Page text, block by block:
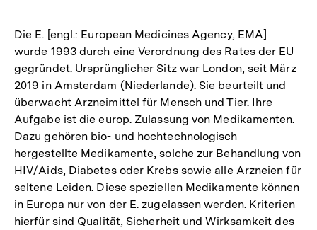
Die E. [engl.: European Medicines Agency, EMA]
wurde 1993 durch eine Verordnung des Rates der EU
gegründet. Ursprünglicher Sitz war London, seit März
2019 in Amsterdam (Niederlande). Sie beurteilt und
überwacht Arzneimittel für Mensch und Tier. Ihre
Aufgabe ist die europ. Zulassung von Medikamenten.
Dazu gehören bio- und hochtechnologisch
hergestellte Medikamente, solche zur Behandlung von
HIV/Aids, Diabetes oder Krebs sowie alle Arzneien für
seltene Leiden. Diese speziellen Medikamente können
in Europa nur von der E. zugelassen werden. Kriterien
hierfür sind Qualität, Sicherheit und Wirksamkeit des